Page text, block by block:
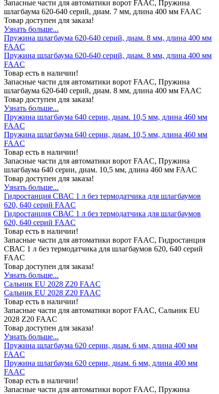
Запасные части для автоматики ворот FAAC, Пружина
шлагбаума 620-640 серий, диам. 7 мм, длина 400 мм FAAC
Товар доступен для заказа!
Узнать больше...
Пружина шлагбаума 620-640 серий, диам. 8 мм, длина 400 мм
FAAC
Пружина шлагбаума 620-640 серий, диам. 8 мм, длина 400 мм
FAAC
Товар есть в наличии!
Запасные части для автоматики ворот FAAC, Пружина
шлагбаума 620-640 серий, диам. 8 мм, длина 400 мм FAAC
Товар доступен для заказа!
Узнать больше...
Пружина шлагбаума 640 серии, диам. 10,5 мм, длина 460 мм
FAAC
Пружина шлагбаума 640 серии, диам. 10,5 мм, длина 460 мм
FAAC
Товар есть в наличии!
Запасные части для автоматики ворот FAAC, Пружина
шлагбаума 640 серии, диам. 10,5 мм, длина 460 мм FAAC
Товар доступен для заказа!
Узнать больше...
Гидростанция СВАС 1 л без термодатчика для шлагбаумов
620, 640 серий FAAC
Гидростанция СВАС 1 л без термодатчика для шлагбаумов
620, 640 серий FAAC
Товар есть в наличии!
Запасные части для автоматики ворот FAAC, Гидростанция
СВАС 1 л без термодатчика для шлагбаумов 620, 640 серий
FAAC
Товар доступен для заказа!
Узнать больше...
Сальник EU 2028 Z20 FAAC
Сальник EU 2028 Z20 FAAC
Товар есть в наличии!
Запасные части для автоматики ворот FAAC, Сальник EU
2028 Z20 FAAC
Товар доступен для заказа!
Узнать больше...
Пружина шлагбаума 620 серии, диам. 6 мм, длина 400 мм
FAAC
Пружина шлагбаума 620 серии, диам. 6 мм, длина 400 мм
FAAC
Товар есть в наличии!
Запасные части для автоматики ворот FAAC, Пружина